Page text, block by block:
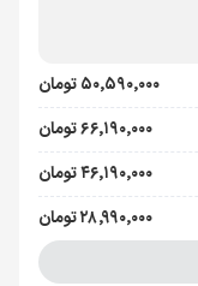
۵۰٬۵۹۰٬۰۰۰ تومان
۶۶٬۱۹۰٬۰۰۰ تومان
۴۶٬۱۹۰٬۰۰۰ تومان
۲۸٬۹۹۰٬۰۰۰ تومان